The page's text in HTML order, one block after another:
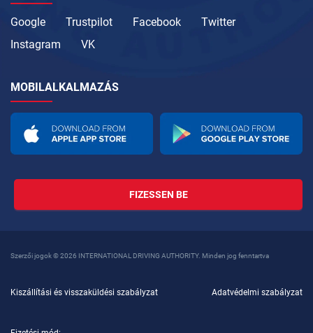
Google Trustpilot Facebook
Twitter
Instagram
VK
MOBILALKALMAZÁS
FIZESSEN BE
Szerzői jogok © 2026 INTERNATIONAL DRIVING AUTHORITY. Minden jog fenntartva
Kiszállítási és visszaküldési szabályzat Adatvédelmi szabályzat